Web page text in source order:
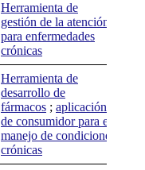
Herramienta de
gestión de la atención
para enfermedades
crónicas
Herramienta de
desarrollo de
fármacos ; aplicación
de consumidor para el
manejo de condiciones
crónicas